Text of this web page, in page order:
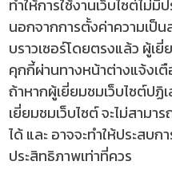
ทำให้การใช้งานเว็บไซต์ไม่มี
นอกจากการตั้งค่าความเป็
บราวเซอร์โดยตรงแล้ว ผู้เ
คุกกี้ผ่านทางหน้าต่างแจ้งเ
ถ้าหากผู้เยี่ยมชมเว็บไซต์ป
เยี่ยมชมเว็บไซต์ จะไม่สามา
ได้ และ อาจจะทำให้ประสบก
ประสิทธิภาพเท่าที่ควร